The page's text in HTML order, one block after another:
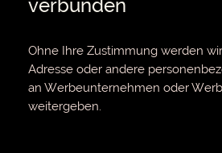
verbunden
Ohne Ihre Zustimmung werden
Adresse oder andere
an Werbeunternehmen oder
weitergeben.